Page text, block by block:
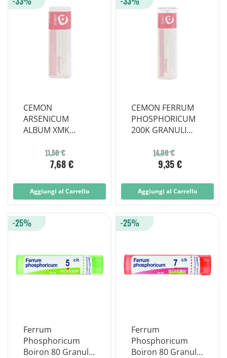
CEMON
ARSENICUM
ALBUM XMK
MONODOSE
11,50 €
7,68 €
Aggiungi al Carrello
CEMON FERRUM
PHOSPHORICUM
200K GRANULI
14,00 €
9,35 €
Aggiungi al Carrello
Ferrum
Phosphoricum
Boiron 80 Granuli
-25%
Ferrum
Phosphoricum
Boiron 80 Granuli
-25%